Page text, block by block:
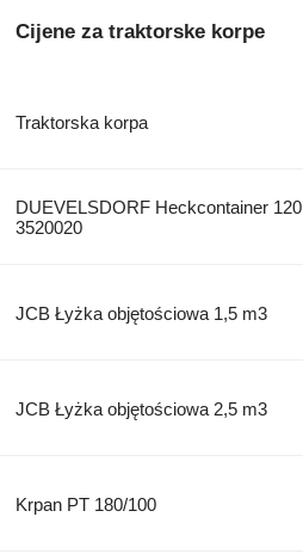
Cijene za traktorske korpe
Traktorska korpa
DUEVELSDORF Heckcontainer 120
3520020
JCB Łyżka objętościowa 1,5 m3
JCB Łyżka objętościowa 2,5 m3
Krpan PT 180/100